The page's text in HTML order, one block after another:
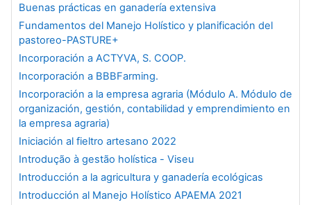
Buenas prácticas en ganadería extensiva
Fundamentos del Manejo Holístico y planificación del
pastoreo-PASTURE+
Incorporación a ACTYVA, S. COOP.
Incorporación a BBBFarming.
Incorporación a la empresa agraria (Módulo A. Módulo de
organización, gestión, contabilidad y emprendimiento en
la empresa agraria)
Iniciación al fieltro artesano 2022
Introdução à gestão holística - Viseu
Introducción a la agricultura y ganadería ecológicas
Introducción al Manejo Holístico APAEMA 2021